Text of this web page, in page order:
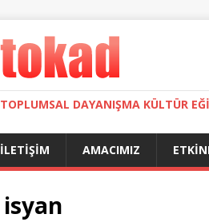
TOPLUMSAL DAYANIŞMA KÜLTÜR
İLETIŞIM AMACIMIZ
isyan